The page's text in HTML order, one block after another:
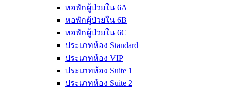
หอพักผู้ป่วยใน 6A
หอพักผู้ป่วยใน 6B
หอพักผู้ป่วยใน 6C
ประเภทห้อง Standard
ประเภทห้อง VIP
ประเภทห้อง Suite 1
ประเภทห้อง Suite 2